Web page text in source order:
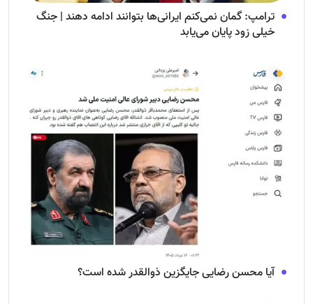
ترامپ: گمان نمی‌کنم ایرانی‌ها بتوانند ادامه دهند | جنگ
خیلی زود پایان می‌یابد
آیا محسن رضایی جایگزین ذوالقدر شده است؟